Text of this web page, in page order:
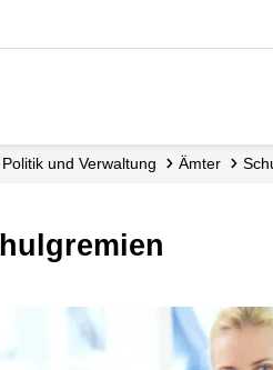
Politik und Verwaltung Ämter